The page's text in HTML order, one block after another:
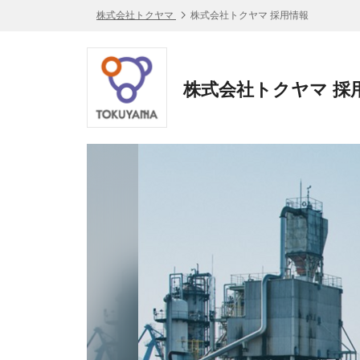
株式会社トクヤマ 株式会社トクヤマ 採用情報
株式会社トクヤマ 採